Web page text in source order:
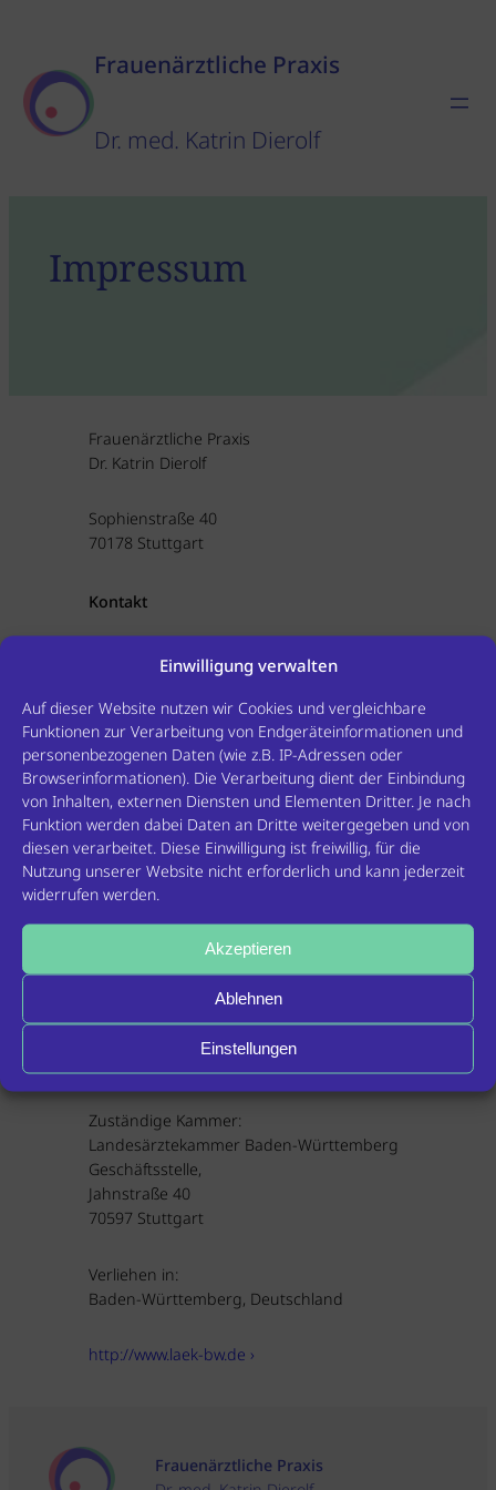
Einwilligung verwalten
Auf dieser Website nutzen wir Cookies und vergleichbare
Funktionen zur Verarbeitung von Endgeräteinformationen und
personenbezogenen Daten (wie z.B. IP-Adressen oder
Browserinformationen). Die Verarbeitung dient der Einbindung
von Inhalten, externen Diensten und Elementen Dritter. Je nach
Funktion werden dabei Daten an Dritte weitergegeben und von
diesen verarbeitet. Diese Einwilligung ist freiwillig, für die
Nutzung unserer Website nicht erforderlich und kann jederzeit
widerrufen werden.
Akzeptieren
Ablehnen
Einstellungen
springen
Frauenärztliche Praxis
Dr. med. Katrin Dierolf
Impressum
Frauenärztliche Praxis
Dr. Katrin Dierolf
Sophienstraße 40
70178 Stuttgart
Kontakt
Tel +49 711 226 55 66
info@gyn-stuttgart-mitte.de
Aufsichtsbehörde
Kassenärztliche Vereinigung Baden-
Württemberg
Albstadtweg 11
70567 Stuttgart
http://www.kvbawue.de ›
Berufsbezeichnung und berufsrechtliche
Regelungen
Fachärztin für Gynäkologie und
Geburtshilfe, Deutschland
Zuständige Kammer:
Landesärztekammer Baden-Württemberg
Geschäftsstelle,
Jahnstraße 40
70597 Stuttgart
Verliehen in:
Baden-Württemberg, Deutschland
http://www.laek-bw.de ›
Frauenärztliche Praxis